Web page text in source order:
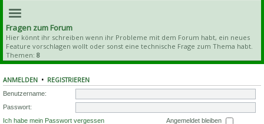
Fragen zum Forum
Hier könnt ihr schreiben wenn ihr Probleme mit dem Forum habt, ein neues
Feature vorschlagen wollt oder sonst eine technische Frage zum Thema habt.
Themen: 8
ANMELDEN • REGISTRIEREN
Benutzername:
Passwort:
Ich habe mein Passwort vergessen
Angemeldet bleiben